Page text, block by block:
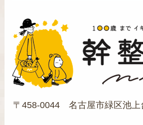
〒458-0044 名古屋市緑区池上